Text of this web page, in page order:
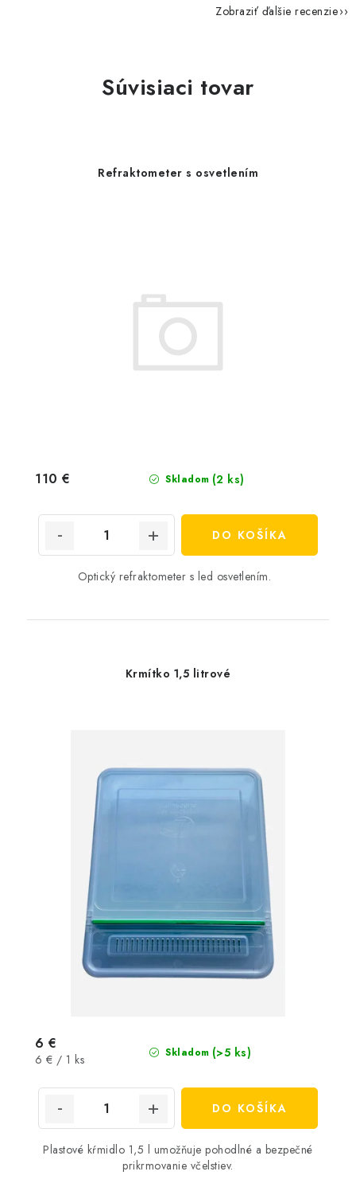
Zobraziť ďalšie recenzie
Súvisiaci tovar
Refraktometer s osvetlením
Skladom (2 ks)
110 €
DO KOŠÍKA
Optický refraktometer s led osvetlením.
Krmítko 1,5 litrové
Skladom (>5 ks)
6 €
Jednotková
6 € / 1 ks
DO KOŠÍKA
Plastové kŕmidlo 1,5 l umožňuje pohodlné a bezpečné
prikrmovanie včelstiev.